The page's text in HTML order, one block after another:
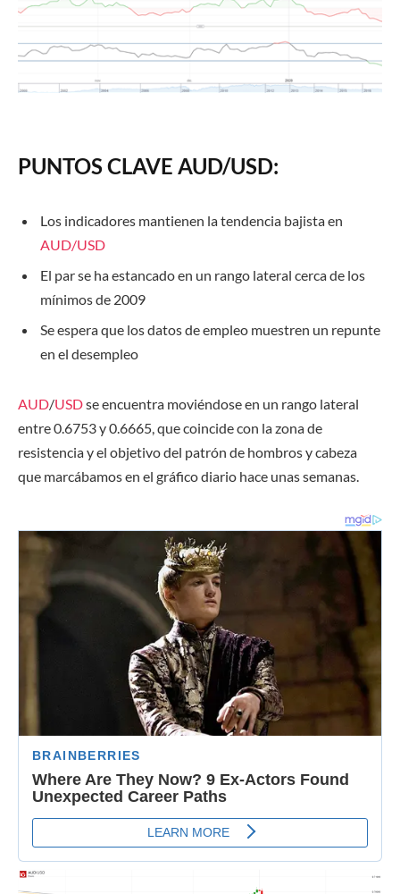
PUNTOS CLAVE AUD/USD:
Los indicadores mantienen la tendencia bajista en
AUD/USD
El par se ha estancado en un rango lateral cerca de los
mínimos de 2009
Se espera que los datos de empleo muestren un repunte
en el desempleo
AUD/USDse encuentra moviéndose en un rango lateral
entre 0.6753 y 0.6665, que coincide con la zona de
resistencia y el objetivo del patrón de hombros y cabeza
que marcábamos en el gráfico diario hace unas semanas.